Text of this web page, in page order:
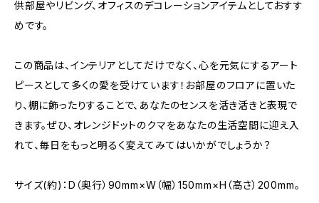
供部屋やリビング、オフィスのデコレーションアイテムとしておすす
めです。
この商品は、インテリアとしてだけでなく、心を元気にするアート
ピースとして多くの愛を受けています！お部屋のフロアに置いた
り、棚に飾ったりすることで、あなたのセンスを活き活きと表現で
きます。ぜひ、オレンジドットのクマをあなたの生活空間に迎え入
れて、毎日をもっと明るく変えてみてはいかがでしょうか？
サイズ(約)：D（奥行）90mm×W（幅）150mm×H（高さ）200mm。